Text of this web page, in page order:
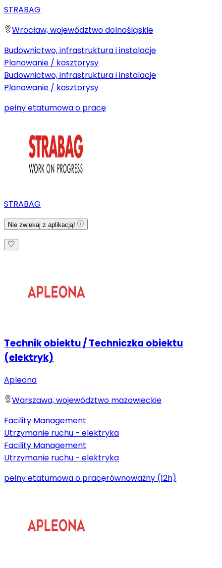
STRABAG
Wrocław, województwo dolnośląskie
Budownictwo, infrastruktura i instalacje
Planowanie / kosztorysy
Budownictwo, infrastruktura i instalacje
Planowanie / kosztorysy
pełny etatumowa o pracę
STRABAG
Nie zwlekaj z aplikacją!
Technik obiektu / Techniczka obiektu
(elektryk)
Apleona
Warszawa, województwo mazowieckie
Facility Management
Utrzymanie ruchu - elektryka
Facility Management
Utrzymanie ruchu - elektryka
pełny etatumowa o pracęrównoważny (12h)